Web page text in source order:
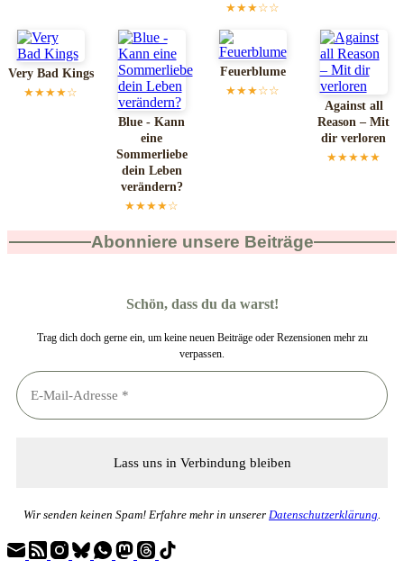
★★★☆☆
Very Bad Kings
★★★★☆
Blue - Kann
eine
Sommerliebe
dein Leben
verändern?
★★★★☆
Feuerblume
★★★☆☆
Against all
Reason – Mit
dir verloren
★★★★★
Abonniere unsere Beiträge
Schön, dass du da warst!
Trag dich doch gerne ein, um keine neuen Beiträge oder Rezensionen mehr zu
verpassen.
Wir senden keinen Spam! Erfahre mehr in unserer Datenschutzerklärung.